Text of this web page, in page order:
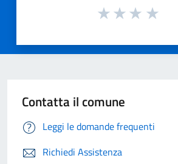
Contatta il comune
Leggi le domande frequenti
Richiedi Assistenza